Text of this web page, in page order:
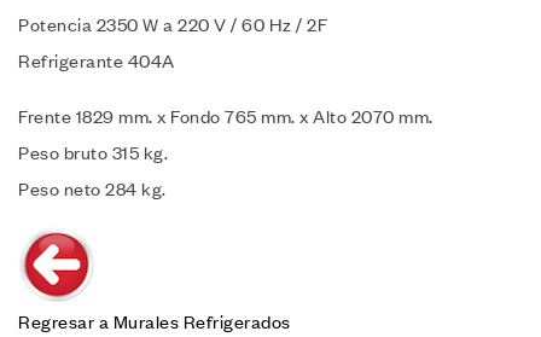
Potencia 2350 W a 220 V / 60 Hz / 2F
Refrigerante 404A
Frente 1829 mm. x Fondo 765 mm. x Alto 2070 mm.
Peso bruto 315 kg.
Peso neto 284 kg.
Regresar a Murales Refrigerados